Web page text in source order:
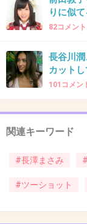
出た！新たな
38. 匿名2014/11/07(金)
上でもたくさ
出典：blog-imgs-24-
りに似
82コメント
長谷川
カット
101コメン
関連キーワード
#長澤まさみ
#ツーショット